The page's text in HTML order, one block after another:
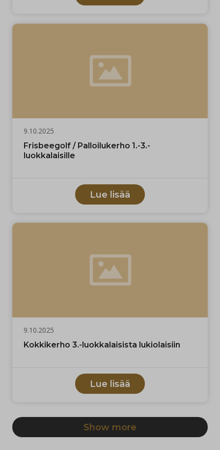
9.10.2025
Frisbeegolf / Palloilukerho 1.-3.-
luokkalaisille
Lue lisää
9.10.2025
Kokkikerho 3.-luokkalaisista lukiolaisiin
Lue lisää